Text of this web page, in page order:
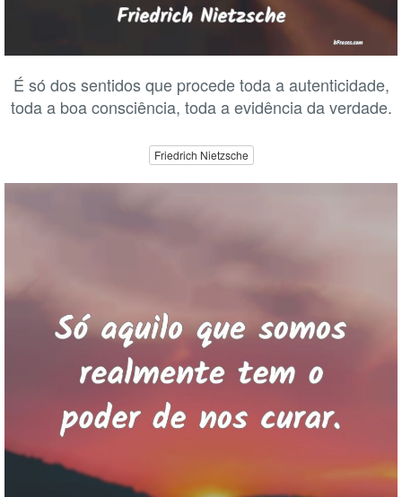
É só dos sentidos que procede toda a autenticidade,
toda a boa consciência, toda a evidência da verdade.
Friedrich Nietzsche